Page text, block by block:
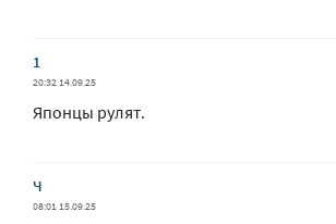
1
20:32 14.09.25
Японцы рулят.
Ч
08:01 15.09.25